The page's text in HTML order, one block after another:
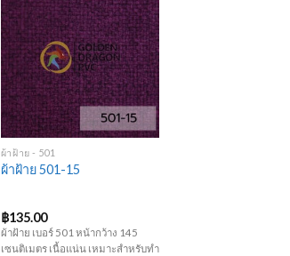
Add to
Wishlist
+
ผ้าฝ้าย - 501
ผ้าฝ้าย 501-15
฿135.00
ผ้าฝ้าย เบอร์ 501 หน้ากว้าง 145
เซนติเมตร เนื้อแน่น เหมาะสำหรับทำ